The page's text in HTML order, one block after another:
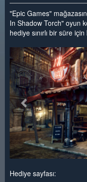
"Epic Games"
In Shadow Torch" oyun
hediye sınırlı bir süre
<
Hediye sayfası: